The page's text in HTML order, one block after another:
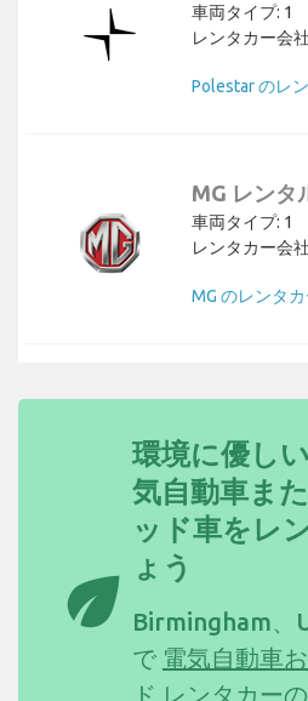
車両タイプ: 1
レンタカー会
Polestar のレ
MG レンタ
車両タイプ: 1
レンタカー会
MG のレンタ
eco
環境に優し
気自動車ま
ッド車をレ
ょう
Birmingham、
で 電気自動車
ド レンタカー